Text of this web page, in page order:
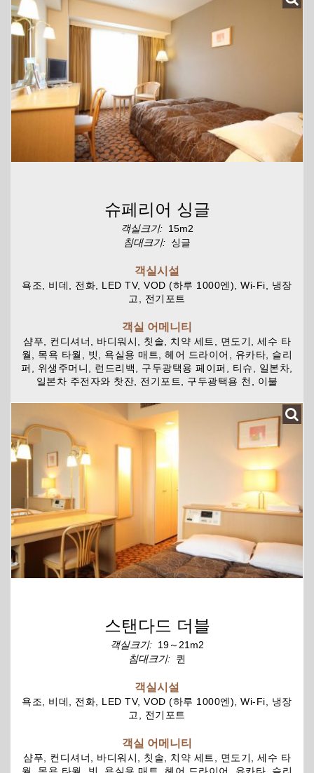
슈페리어 싱글
객실크기: 15m2
침대크기: 싱글
객실시설
욕조, 비데, 전화, LED TV, VOD (하루 1000엔), Wi-Fi, 냉장
고, 전기포트
객실 어메니티
샴푸, 컨디셔너, 바디워시, 칫솔, 치약 세트, 면도기, 세수 타
월, 목욕 타월, 빗, 욕실용 매트, 헤어 드라이어, 유카타, 슬리
퍼, 위생주머니, 런드리백, 구두광택용 페이퍼, 티슈, 일본차,
일본차 주전자와 찻잔, 전기포트, 구두광택용 천, 이불
스탠다드 더블
객실크기: 19～21m2
침대크기: 퀸
객실시설
욕조, 비데, 전화, LED TV, VOD (하루 1000엔), Wi-Fi, 냉장
고, 전기포트
객실 어메니티
샴푸, 컨디셔너, 바디워시, 칫솔, 치약 세트, 면도기, 세수 타
월, 목욕 타월, 빗, 욕실용 매트, 헤어 드라이어, 유카타, 슬리